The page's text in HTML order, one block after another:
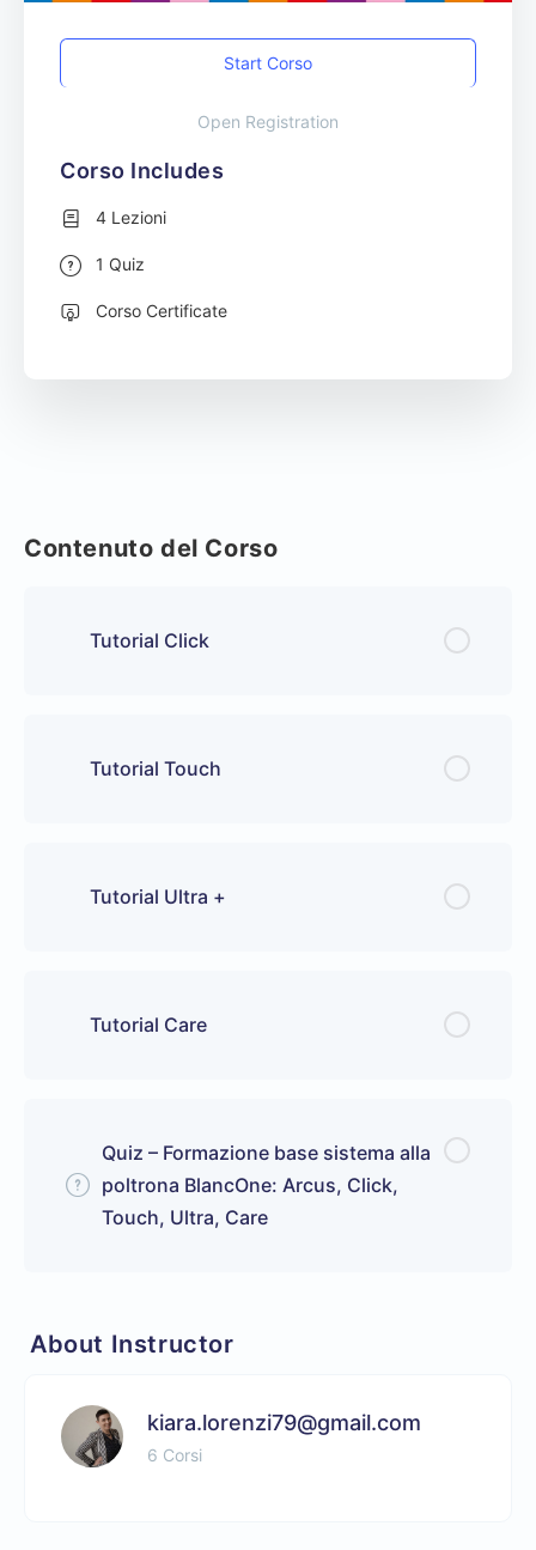
Contenuto del Corso
Tutorial Click
Tutorial Touch
Tutorial Ultra +
Tutorial Care
Quiz – Formazione base sistema alla
poltrona BlancOne: Arcus, Click,
Touch, Ultra, Care
About Instructor
kiara.lorenzi79@gmail.com
6 Corsi
Start Corso
Open Registration
Corso Includes
4 Lezioni
1 Quiz
Corso Certificate